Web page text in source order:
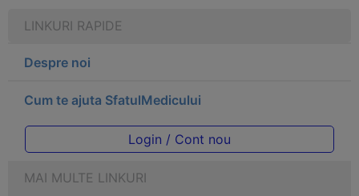
LINKURI RAPIDE
Despre noi
Cum te ajuta SfatulMedicului
Login / Cont nou
MAI MULTE LINKURI